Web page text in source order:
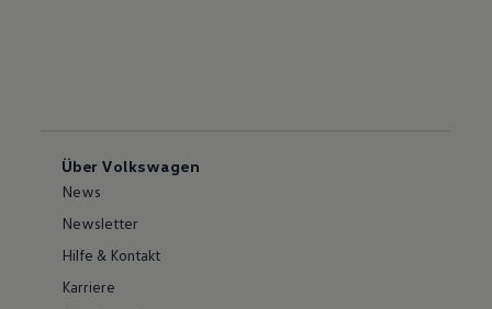
Über Volkswagen
News
Newsletter
Hilfe & Kontakt
Karriere